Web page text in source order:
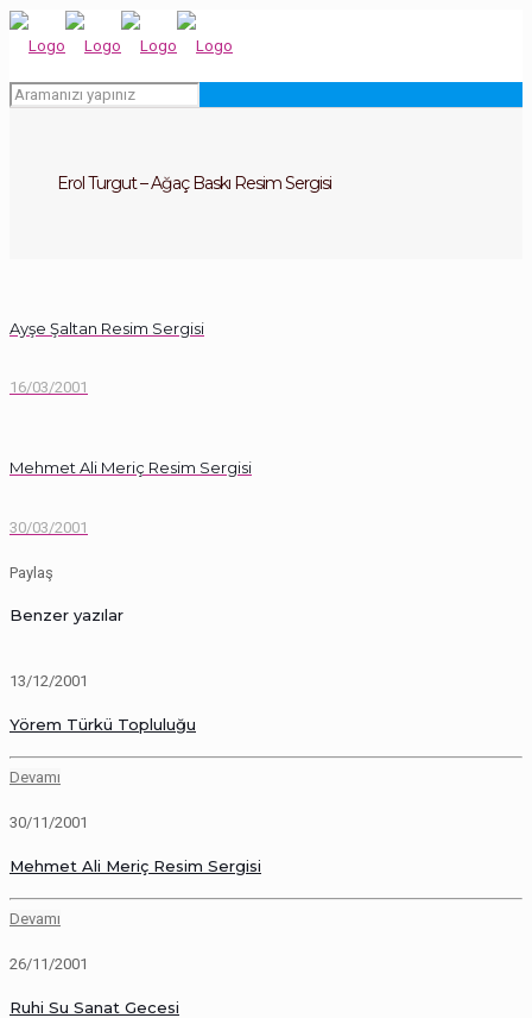
Erol Turgut – Ağaç Baskı Resim Sergisi
Ayşe Şaltan Resim Sergisi
16/03/2001
Mehmet Ali Meriç Resim Sergisi
30/03/2001
Paylaş
Benzer yazılar
13/12/2001
Yörem Türkü Topluluğu
Devamı
30/11/2001
Mehmet Ali Meriç Resim Sergisi
Devamı
26/11/2001
Ruhi Su Sanat Gecesi